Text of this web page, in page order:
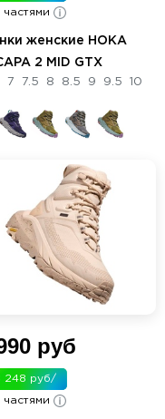
мес.
частями
женские HOKA
2 MID GTX
7 7.5 8 8.5 9 9.5
10
руб
248 руб/
мес.
частями